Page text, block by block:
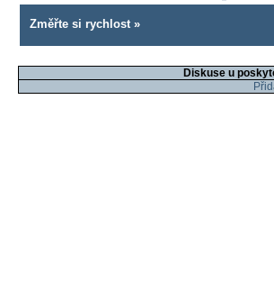
Změřte si rychlost »
Diskuse u